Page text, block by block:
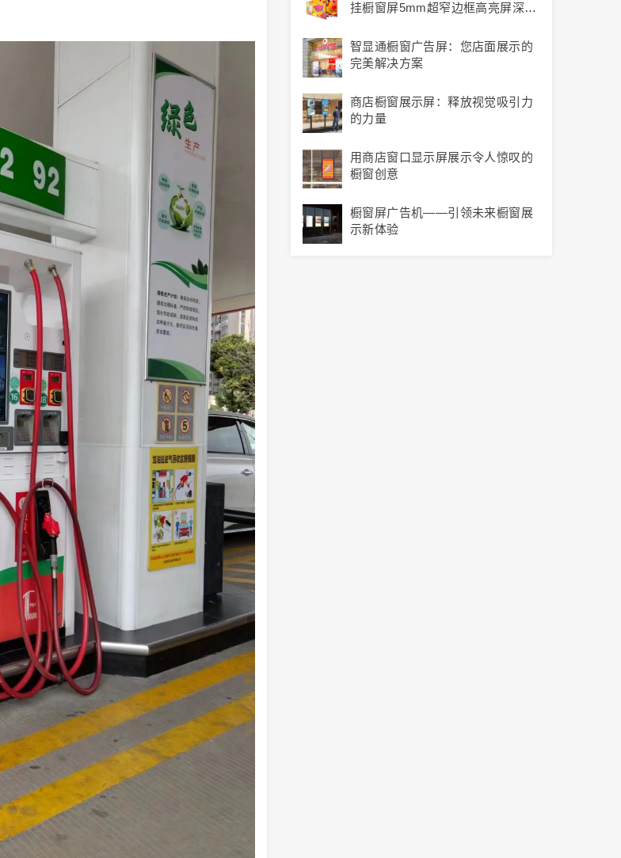
挂橱窗屏5mm超窄边框高亮屏深圳
智显通橱窗广告屏：您店面展示的
完美解决方案
商店橱窗展示屏：释放视觉吸引力
的力量
用商店窗口显示屏展示令人惊叹的
橱窗创意
橱窗屏广告机——引领未来橱窗展
示新体验